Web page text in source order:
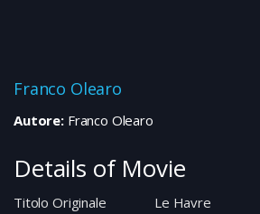
Franco Olearo
Autore:Franco Olearo
Details of Movie
Titolo Originale
Le Havre